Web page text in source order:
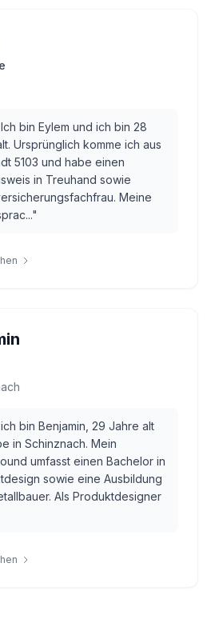
bin Eylem und ich bin 28
Ursprünglich komme ich aus
5103 und habe einen
in Treuhand sowie
Meine
"
bin Benjamin, 29 Jahre alt
in Schinznach. Mein
umfasst einen Bachelor in
sowie eine Ausbildung
Als Produktdesigner